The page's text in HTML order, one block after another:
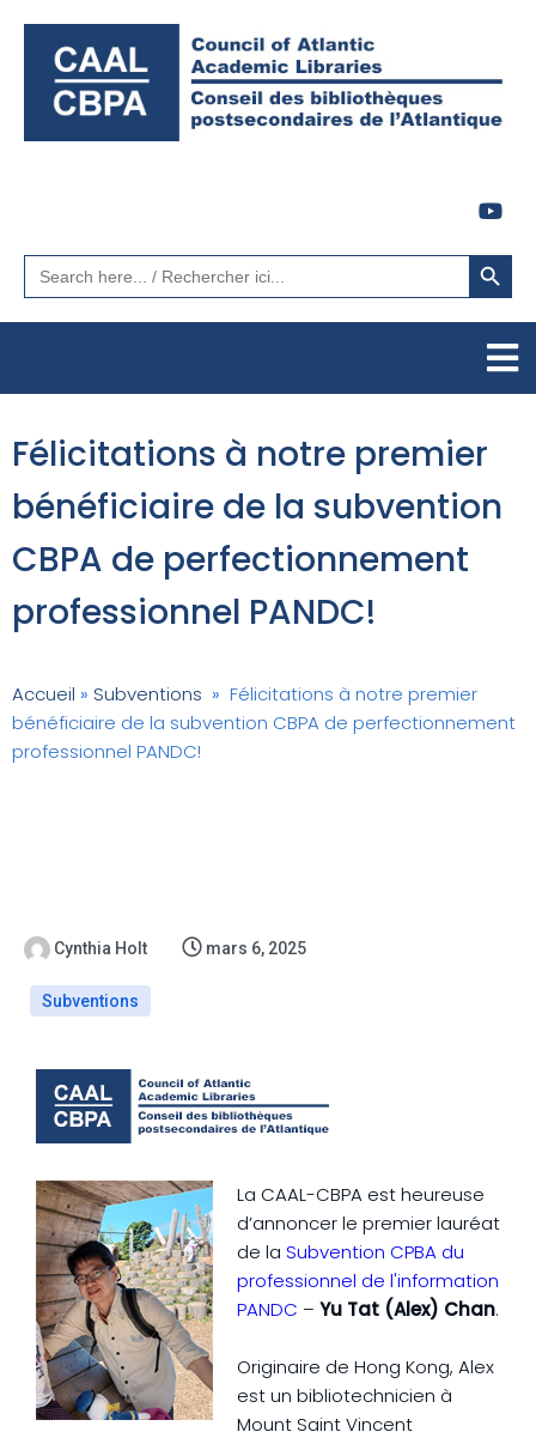
Search
for:
Search Button
Félicitations à notre premier
bénéficiaire de la subvention
CBPA de perfectionnement
professionnel PANDC!
Accueil » Subventions » Félicitations à notre premier
bénéficiaire de la subvention CBPA de perfectionnement
professionnel PANDC!
Cynthia Holt mars 6, 2025
Subventions
La CAAL-CBPA est heureuse
d’annoncer le premier lauréat
de la Subvention CPBA du
professionnel de l'information
PANDC – Yu Tat (Alex) Chan.
Originaire de Hong Kong, Alex
est un bibliotechnicien à
Mount Saint Vincent